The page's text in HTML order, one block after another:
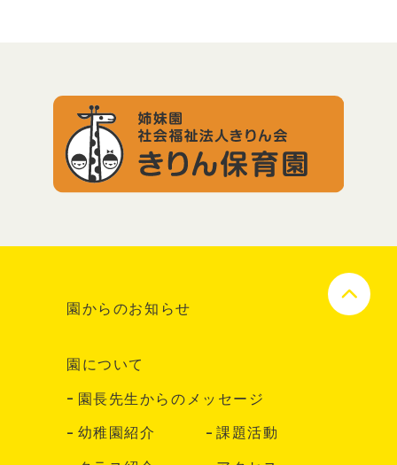
園からのお知らせ
園について
園長先生からのメッセージ
幼稚園紹介
課題活動